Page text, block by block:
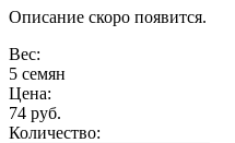
Описание скоро появится.
Вес:
5 семян
Цена:
74 руб.
Количество: